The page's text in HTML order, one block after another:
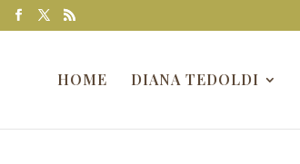
HOME DIANA TEDOLDI